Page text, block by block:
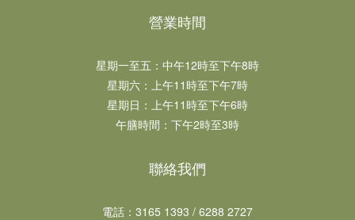
營業時間
星期一至五：中午12時至下午8時​​
星期六：上午11時至下午7時​
星期日：上午11時至下午6時​
午膳時間：下午2時至3時
聯絡我們
電話：3165 1393 / 6288 2727